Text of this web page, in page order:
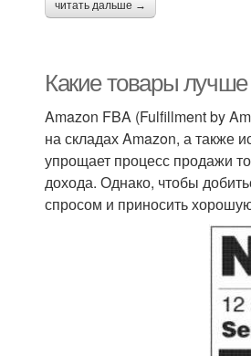
читать дальше →
Какие товары лучше
Amazon FBA (Fulfillment by
на складах Amazon, а также
упрощает процесс продажи
дохода. Однако, чтобы
спросом и приносить